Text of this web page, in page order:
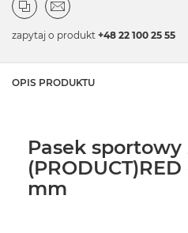
zapytaj o produkt +48 22 100 25 55
OPIS PRODUKTU
Pasek sportowy
mm